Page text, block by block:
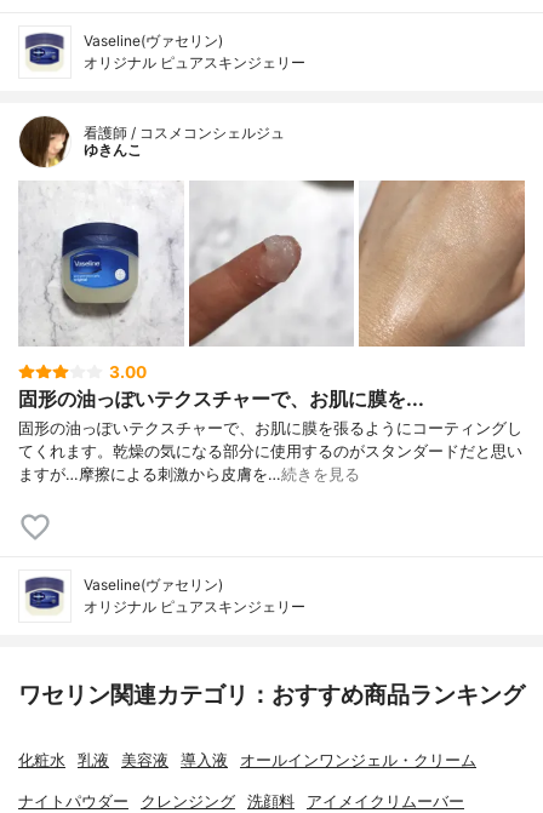
Vaseline(ヴァセリン)
オリジナル ピュアスキンジェリー
看護師 / コスメコンシェルジュ
ゆきんこ
3.00
固形の油っぽいテクスチャーで、お肌に膜を...
固形の油っぽいテクスチャーで、お肌に膜を張るようにコーティングし
てくれます。乾燥の気になる部分に使用するのがスタンダードだと思い
ますが…摩擦による刺激から皮膚を…続きを見る
Vaseline(ヴァセリン)
オリジナル ピュアスキンジェリー
ワセリン関連カテゴリ：おすすめ商品ランキング
化粧水 乳液 美容液 導入液 オールインワンジェル・クリーム
ナイトパウダー クレンジング 洗顔料 アイメイクリムーバー